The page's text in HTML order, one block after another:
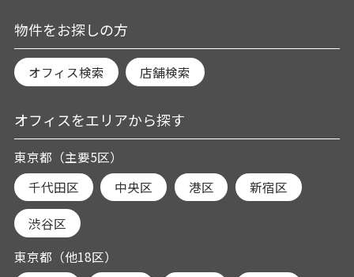
物件をお探しの方
オフィス検索 店舗検索
オフィスをエリアから探す
東京都（主要5区）
千代田区
中央区 港区 新宿区
渋谷区
東京都（他18区）